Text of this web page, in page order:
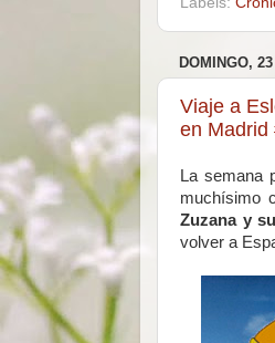
DOMINGO,
Viaje a
en Madrid
La semana
muchísimo
Zuzana y
volver a